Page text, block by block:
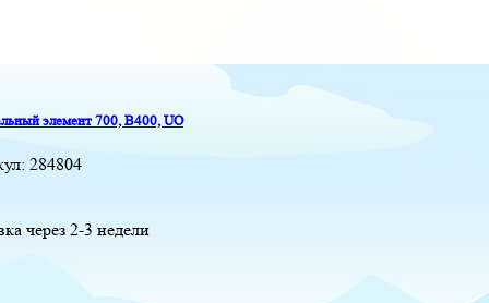
элемент 700, B400, UO
284804
через 2-3 недели